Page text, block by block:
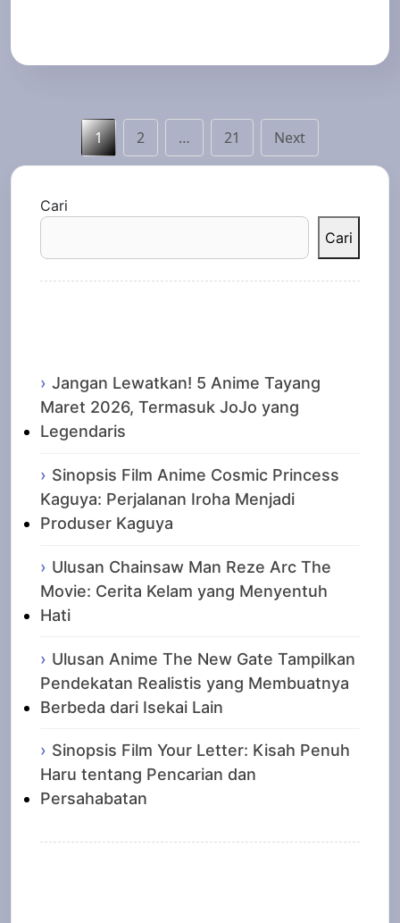
Paginasi
pos
Page
1 Page
2 … Page
21 Next
Cari
Cari
Jangan Lewatkan! 5 Anime Tayang
Maret 2026, Termasuk JoJo yang
Legendaris
Sinopsis Film Anime Cosmic Princess
Kaguya: Perjalanan Iroha Menjadi
Produser Kaguya
Ulusan Chainsaw Man Reze Arc The
Movie: Cerita Kelam yang Menyentuh
Hati
Ulusan Anime The New Gate Tampilkan
Pendekatan Realistis yang Membuatnya
Berbeda dari Isekai Lain
Sinopsis Film Your Letter: Kisah Penuh
Haru tentang Pencarian dan
Persahabatan